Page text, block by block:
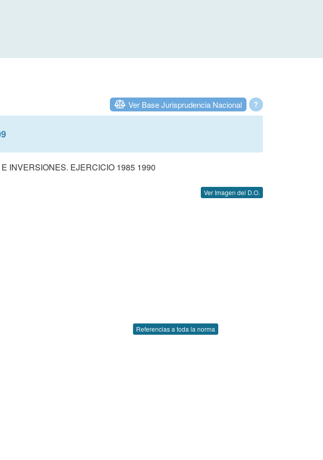
?
Ver Base Jurisprudencia Nacional
INVERSIONES. EJERCICIO 1985 1990
Ver Imagen del D.O.
Referencias a toda la norma